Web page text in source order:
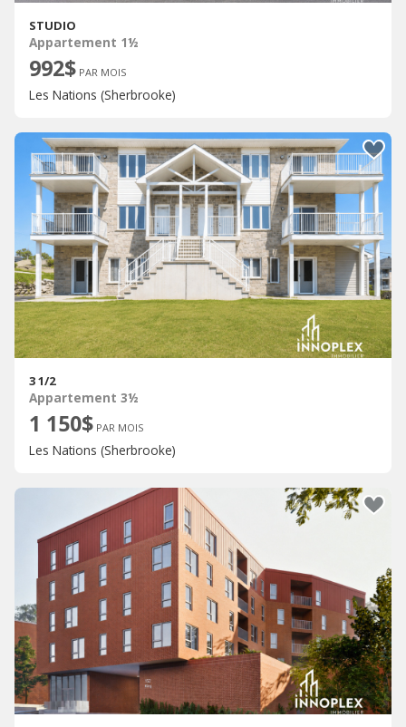
STUDIO
Appartement 1½
992$ PAR MOIS
Les Nations (Sherbrooke)
3 1/2
Appartement 3½
1 150$ PAR MOIS
Les Nations (Sherbrooke)